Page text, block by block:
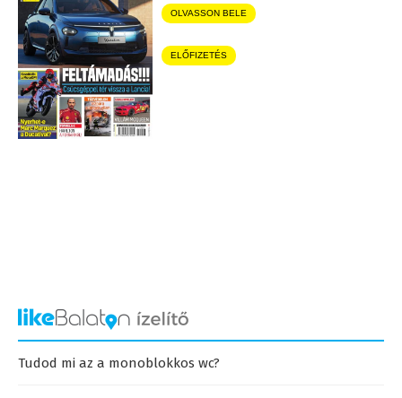
OLVASSON BELE
ELŐFIZETÉS
Tudod mi az a monoblokkos wc?